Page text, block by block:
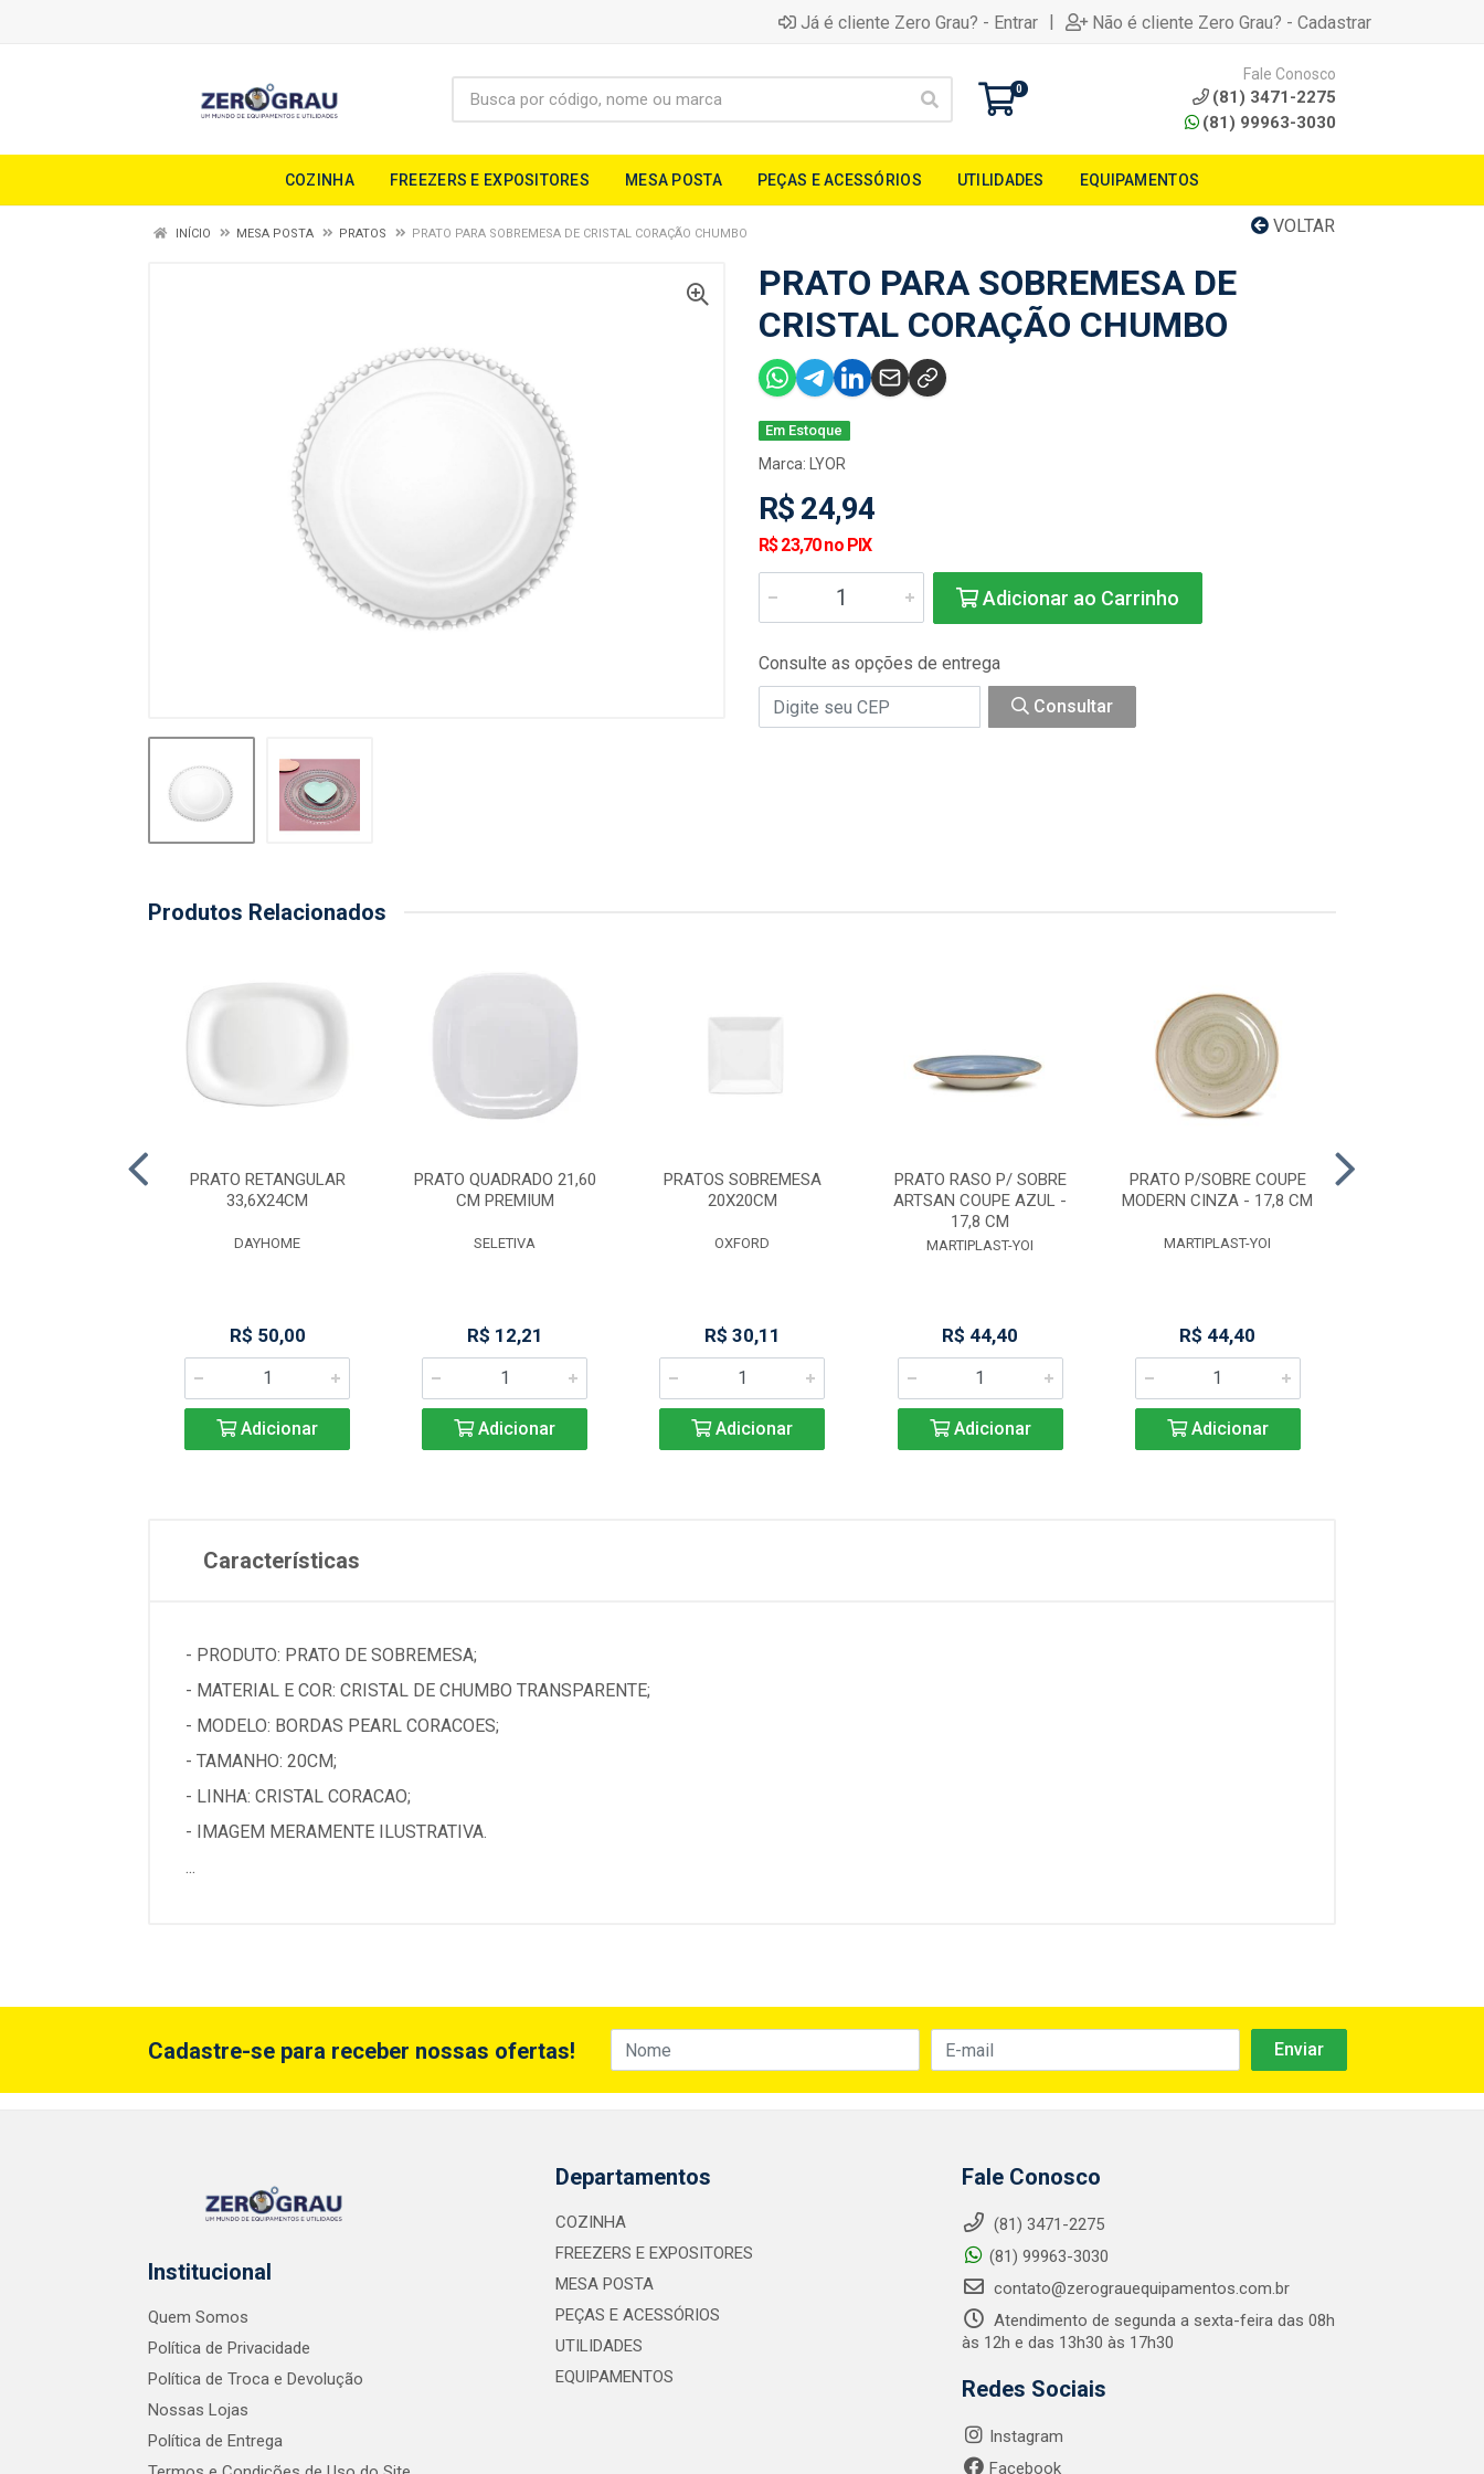
Já é cliente Zero Grau? - Entrar | Não é cliente Zero Grau? - Cadastrar
0
Fale Conosco
(81) 3471-2275
(81) 99963-3030
COZINHA FREEZERS E EXPOSITORES MESA POSTA PEÇAS E ACESSÓRIOS UTILIDADES EQUIPAMENTOS
VOLTAR
INÍCIO MESA POSTA PRATOS PRATO PARA SOBREMESA DE CRISTAL CORAÇÃO CHUMBO
PRATO PARA SOBREMESA DE
CRISTAL CORAÇÃO CHUMBO
Em Estoque
Marca: LYOR
R$ 24,94
R$ 23,70 no PIX
Adicionar ao Carrinho
Consulte as opções de entrega
Consultar
Produtos Relacionados
PRATO RETANGULAR
33,6X24CM
DAYHOME
R$ 50,00
Adicionar
PRATO QUADRADO 21,60
CM PREMIUM
SELETIVA
R$ 12,21
Adicionar
PRATOS SOBREMESA
20X20CM
OXFORD
R$ 30,11
Adicionar
PRATO RASO P/ SOBRE
ARTSAN COUPE AZUL -
17,8 CM
MARTIPLAST-YOI
R$ 44,40
Adicionar
PRATO P/SOBRE COUPE
MODERN CINZA - 17,8 CM
MARTIPLAST-YOI
R$ 44,40
Adicionar
Características
- PRODUTO: PRATO DE SOBREMESA;
- MATERIAL E COR: CRISTAL DE CHUMBO TRANSPARENTE;
- MODELO: BORDAS PEARL CORACOES;
- TAMANHO: 20CM;
- LINHA: CRISTAL CORACAO;
- IMAGEM MERAMENTE ILUSTRATIVA.
...
Cadastre-se para receber nossas ofertas!
Institucional
Quem Somos
Política de Privacidade
Política de Troca e Devolução
Nossas Lojas
Política de Entrega
Departamentos
COZINHA
FREEZERS E EXPOSITORES
MESA POSTA
PEÇAS E ACESSÓRIOS
UTILIDADES
EQUIPAMENTOS
Fale Conosco
(81) 3471-2275
(81) 99963-3030
contato@zerograuequipamentos.com.br
Atendimento de segunda a sexta-feira das 08h
às 12h e das 13h30 às 17h30
Redes Sociais
Instagram
Facebook